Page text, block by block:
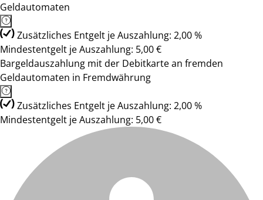
Geldautomaten
Zusätzliches Entgelt je Auszahlung: 2,00 %
Mindestentgelt je Auszahlung: 5,00 €
Bargeldauszahlung mit der Debitkarte an fremden
Geldautomaten in Fremdwährung
Zusätzliches Entgelt je Auszahlung: 2,00 %
Mindestentgelt je Auszahlung: 5,00 €